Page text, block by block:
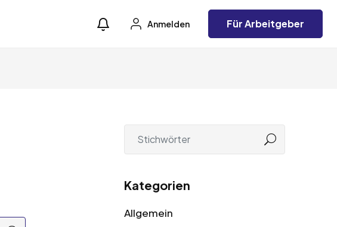
Anmelden Für Arbeitgeber
Kategorien
Allgemein